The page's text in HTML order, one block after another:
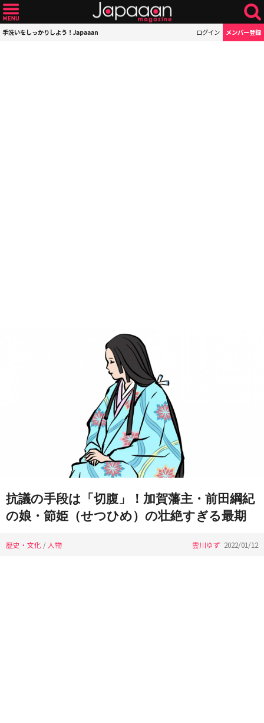
手洗いをしっかりしよう！Japaaan ログイン メンバー登録
抗議の手段は「切腹」！加賀藩主・前田綱紀
の娘・節姫（せつひめ）の壮絶すぎる最期
歴史・文化 / 人物 雲川ゆず 2022/01/12